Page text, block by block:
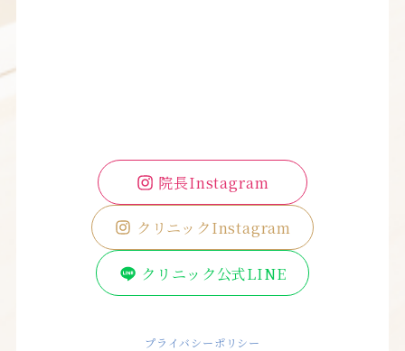
院長Instagram
クリニックInstagram
クリニック公式LINE
プライバシーポリシー